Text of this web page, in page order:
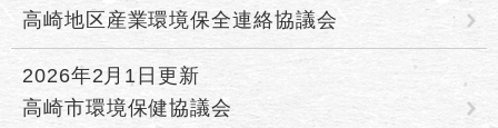
高崎地区産業環境保全連絡協議会
2026年2月1日更新
高崎市環境保健協議会